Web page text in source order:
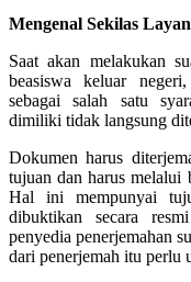
Mengenal Sekilas
Saat akan melakukan
beasiswa keluar
sebagai salah satu
dimiliki tidak langsung
Dokumen harus
tujuan dan harus melalui
Hal ini mempunyai
dibuktikan secara
penyedia penerjemahan
dari penerjemah itu perlu